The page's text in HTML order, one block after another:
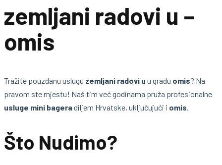
zemljani radovi u –
omis
Tražite pouzdanu uslugu zemljani radovi u u gradu omis? Na
pravom ste mjestu! Naš tim već godinama pruža profesionalne
usluge mini bageradiljem Hrvatske, uključujući i omis
Što Nudimo?